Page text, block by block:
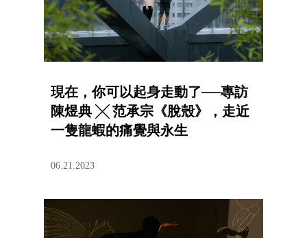
現在，你可以起身走動了──專訪
陳煜典 ╳ 范承宗《脫殼》，走近
一隻龍蝦的痛覺與永生
06.21.2023